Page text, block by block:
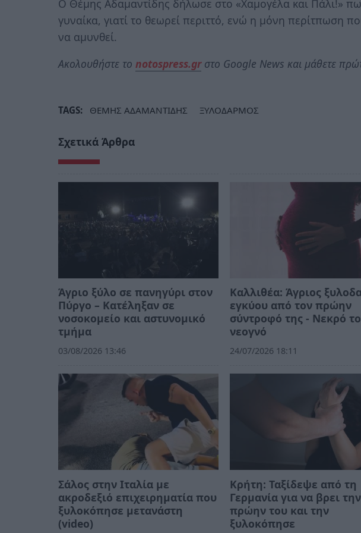
Ο Θέμης Αδαμαντίδης δήλωσε στο «Χαμογέλα και Πάλι!»
γυναίκα, γιατί το θεωρεί περιττό, ενώ η μόνη περίτπωση
να αμυνθεί.
Ακολουθήστε το notospress.grστο Google News και μάθετε
TAGS: ΘΕΜΗΣ ΑΔΑΜΑΝΤΙΔΗΣ ΞΥΛΟΔΑΡΜΟΣ
Σχετικά Άρθρα
Άγριο ξύλο σε πανηγύρι στον
Πύργο – Κατέληξαν σε
νοσοκομείο και αστυνομικό
τμήμα
03/08/2026 13:46
Καλλιθέα: Άγριος
εγκύου από τον πρώην
σύντροφό της - Νεκρό το
νεογνό
24/07/2026 18:11
Σάλος στην Ιταλία με
ακροδεξιό επιχειρηματία που
ξυλοκόπησε μετανάστη
(video)
Κρήτη: Ταξίδεψε από τη
Γερμανία για να βρει την
πρώην του και την
ξυλοκόπησε